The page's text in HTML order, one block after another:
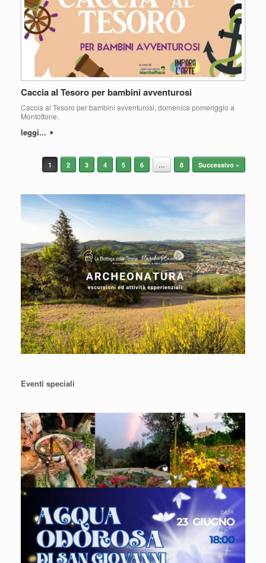
Caccia al Tesoro per bambini avventurosi
Caccia al Tesoro per bambini avventurosi, domenica pomeriggio a
Montottone.
leggi...
Navigazione articolo
1 2 3 4 5 6 … 8 Successivo »
Eventi speciali